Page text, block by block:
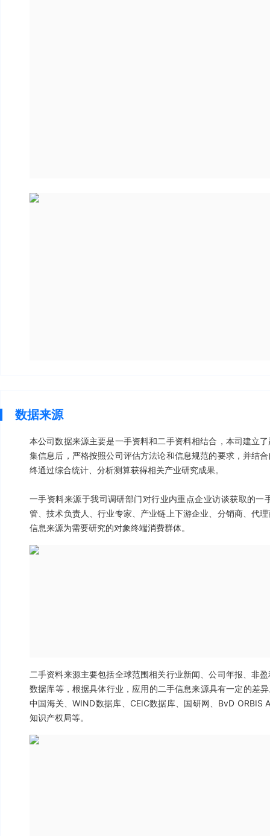
数据来源
本公司数据来源主要是一手资料和二手资料相结合，本司建立
集信息后，严格按照公司评估方法论和信息规范的要求，并结
终通过综合统计、分析测算获得相关产业研究成果。
一手资料来源于我司调研部门对行业内重点企业访谈获取的
管、技术负责人、行业专家、产业链上下游企业、分销商、代
信息来源为需要研究的对象终端消费群体。
二手资料来源主要包括全球范围相关行业新闻、公司年报、非
数据库等，根据具体行业，应用的二手信息来源具有一定的差
中国海关、WIND数据库、CEIC数据库、国研网、BvD ORBIS
知识产权局等。